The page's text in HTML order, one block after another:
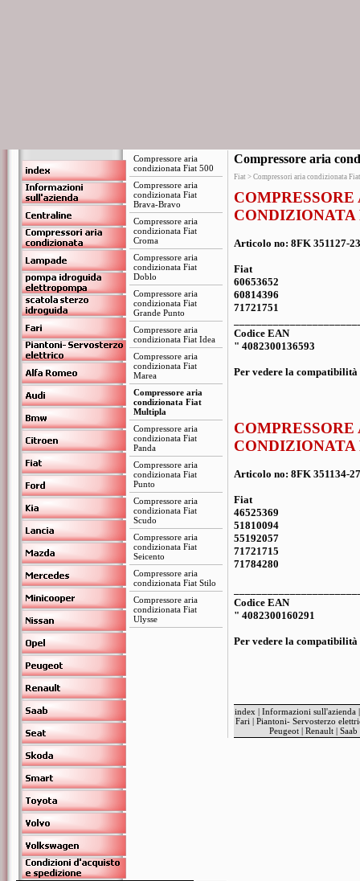
Compressore aria
Fiat > Compressori aria condizionata Fiat
COMPRESSORE
Articolo no: 8FK 351127-
Fiat
60653652
60814396
71721751
Codice EAN
" 4082300136593
Per vedere la
COMPRESSORE
Articolo no: 8FK 351134-
Fiat
46525369
51810094
55192057
71721715
71784280
Codice EAN
" 4082300160291
Per vedere la
index | Informazioni sull'azienda
Fari | Piantoni- Servosterzo
Peugeot| Renault| Saab
Compressore aria
condizionata Fiat 500
Compressore aria
condizionata Fiat
Brava-Bravo
Compressore aria
condizionata Fiat
Croma
Compressore aria
condizionata Fiat
Doblo
Compressore aria
condizionata Fiat
Grande Punto
Compressore aria
condizionata Fiat Idea
Compressore aria
condizionata Fiat
Marea
Compressore aria
condizionata Fiat
Multipla
Compressore aria
condizionata Fiat
Panda
Compressore aria
condizionata Fiat
Punto
Compressore aria
condizionata Fiat
Scudo
Compressore aria
condizionata Fiat
Seicento
Compressore aria
condizionata Fiat Stilo
Compressore aria
condizionata Fiat
Ulysse